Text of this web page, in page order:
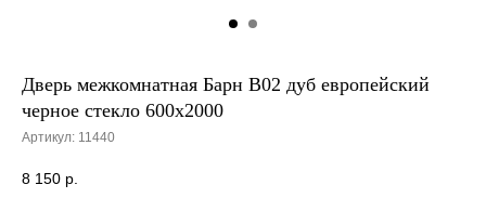
Дверь межкомнатная Барн B02 дуб европейский
черное стекло 600х2000
Артикул: 11440
8 150 р.